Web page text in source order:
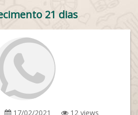
21 dias
17/02/2021
12 views